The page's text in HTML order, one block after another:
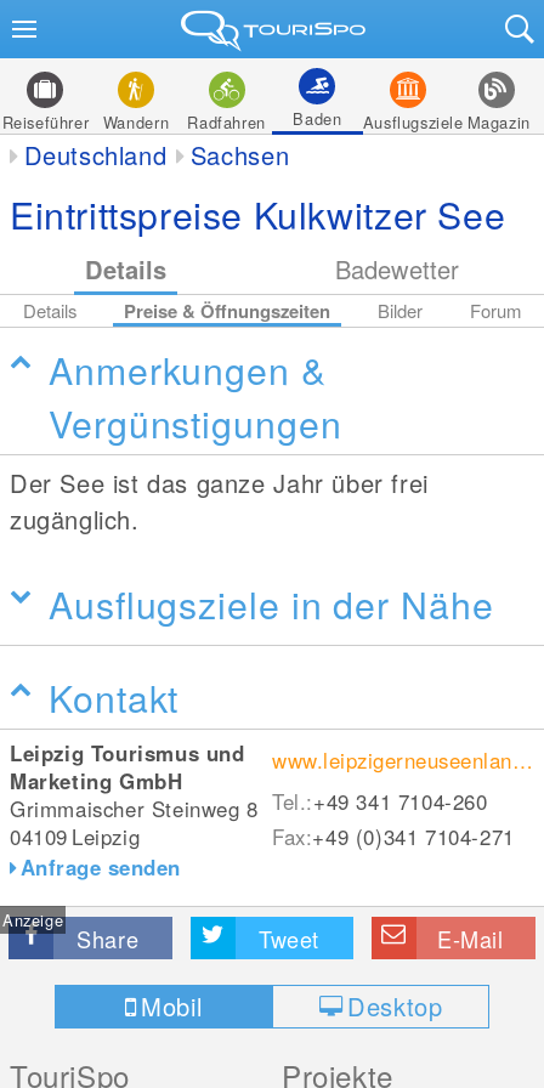
Reiseführer Wandern Radfahren Baden Ausflugsziele Magazin
Deutschland Sachsen
Eintrittspreise Kulkwitzer See
Details Badewetter
Details Preise & Öffnungszeiten Bilder Forum
Anmerkungen &
Vergünstigungen
Der See ist das ganze Jahr über frei
zugänglich.
Ausflugsziele in der Nähe
Kontakt
Leipzig Tourismus und
Marketing GmbH
Grimmaischer Steinweg 8
04109 Leipzig
Anfrage senden
www.leipzigerneuseenland.de
Tel.:+49 341 7104-260
Fax:+49 (0)341 7104-271
Anzeige
Share Tweet E-Mail
Mobil Desktop
TouriSpo Projekte